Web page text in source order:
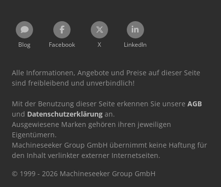
Blog Facebook X LinkedIn
Alle Informationen, Angebote und Preise auf dieser Seite
sind freibleibend und unverbindlich!
Mit der Benutzung dieser Seite erkennen Sie unsere AGB
und Datenschutzerklärung an.
Ausgewiesene Marken gehören ihren jeweiligen
Eigentümern.
Machineseeker Group GmbH übernimmt keine Haftung für
den Inhalt verlinkter externer Internetseiten.
© 1999 - 2026 Machineseeker Group GmbH